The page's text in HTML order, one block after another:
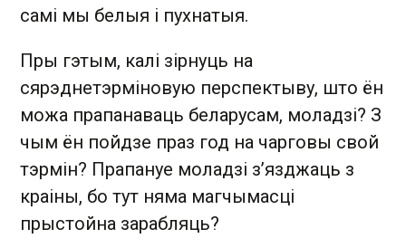
самі мы белыя і пухнатыя.
Пры гэтым, калі зірнуць на
сярэднетэрміновую перспектыву, што ён
можа прапанаваць беларусам, моладзі? З
чым ён пойдзе праз год на чарговы свой
тэрмін? Прапануе моладзі з’язджаць з
краіны, бо тут няма магчымасці
прыстойна зарабляць?